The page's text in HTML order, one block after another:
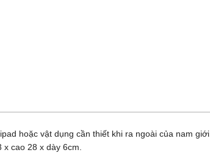
hoặc vật dụng cần thiết khi ra ngoài của nam giới.
x cao 28 x dày 6cm.